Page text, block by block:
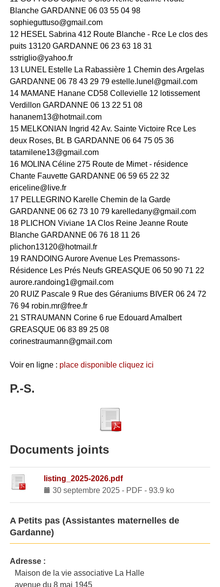
Blanche GARDANNE 06 03 55 04 98
sophieguttuso@gmail.com
12 HESEL Sabrina 412 Route Blanche - Rce Le clos des
puits 13120 GARDANNE 06 23 63 18 31
sstriglio@yahoo.fr
13 LUNEL Estelle La Rabassière 1 Chemin des Argelas
GARDANNE 06 78 43 29 79 estelle.lunel@gmail.com
14 MAMANE Hanane CD58 Collevielle 12 lotissement
Verdillon GARDANNE 06 13 22 51 08
hananem13@hotmail.com
15 MELKONIAN Ingrid 42 Av. Sainte Victoire Rce Les
deux Roses, Bt. B GARDANNE 06 64 75 05 36
tatamilene13@gmail.com
16 MOLINA Céline 275 Route de Mimet - résidence
Chante Fauvette GARDANNE 06 59 65 22 32
ericeline@live.fr
17 PELLEGRINO Karelle Chemin de la Garde
GARDANNE 06 62 73 10 79 karelledany@gmail.com
18 PLICHON Viviane 1A Clos Reine Jeanne Route
Blanche GARDANNE 06 76 18 11 26
plichon13120@hotmail.fr
19 RANDOING Aurore Avenue Les Premassons-
Résidence Les Prés Neufs GREASQUE 06 50 90 71 22
aurore.randoing1@gmail.com
20 RUIZ Pascale 9 Rue des Géraniums BIVER 06 24 72
76 94 robin.mr@free.fr
21 STRAUMANN Corine 6 rue Edouard Amalbert
GREASQUE 06 83 89 25 08
corinestraumann@gmail.com
Voir en ligne : place disponible cliquez ici
P.-S.
Documents joints
listing_2025-2026.pdf
30 septembre 2025 - PDF - 93.9 ko
A Petits pas (Assistantes maternelles de
Gardanne)
Adresse :
Maison de la vie associative La Halle
avenue du 8 mai 1945